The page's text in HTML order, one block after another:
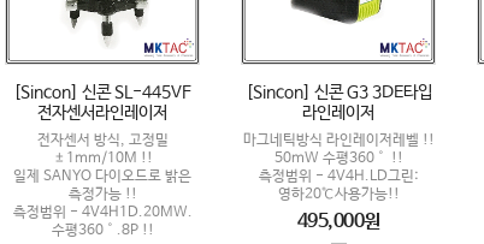
[Sincon] 신콘 SL-445VF
전자센서라인레이저
전자센서 방식, 고정밀
±1mm/10M !!
일제 SANYO 다이오드로 밝은
측정가능 !!
측정범위 - 4V4H1D.20MW.
수평360˚.8P !!
[Sincon] 신콘 G3 3DE타입
라인레이저
마그네틱방식 라인레이저레벨 !!
50mW 수평360˚ !!
측정범위 - 4V4H.LD그린:
영하20℃사용가능!!
495,000원